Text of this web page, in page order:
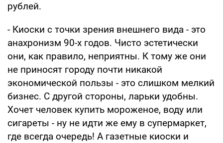
рублей.
- Киоски с точки зрения внешнего вида - это
анахронизм 90-х годов. Чисто эстетически
они, как правило, неприятны. К тому же они
не приносят городу почти никакой
экономической пользы - это слишком мелкий
бизнес. С другой стороны, ларьки удобны.
Хочет человек купить мороженое, воду или
сигареты - ну не идти же ему в супермаркет,
где всегда очередь! А газетные киоски и